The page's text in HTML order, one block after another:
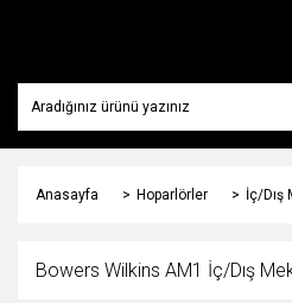
Anasayfa Hoparlörler İç/Dış
Bowers Wilkins AM1 İç/Dış